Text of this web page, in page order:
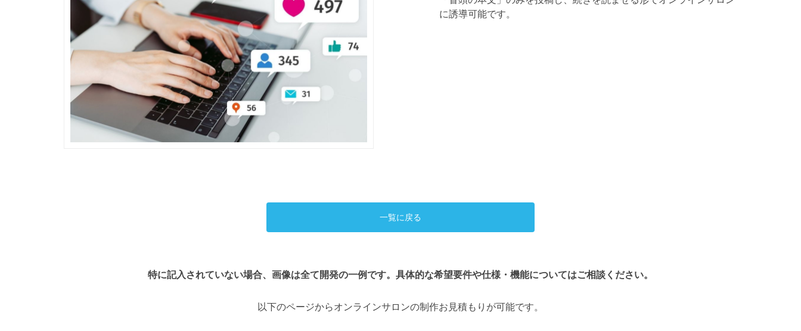
に誘導可能です。
一覧に戻る
特に記入されていない場合、画像は全て開発の一例です。具体的な希望要件や仕様・機能についてはご相談ください。
以下のページからオンラインサロンの制作お見積もりが可能です。